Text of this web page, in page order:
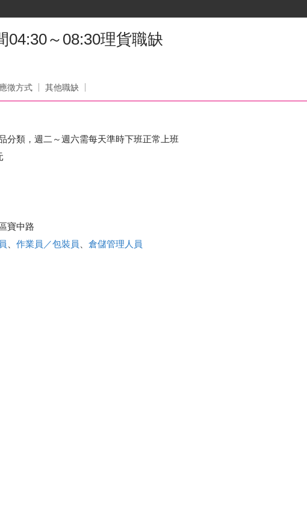
04:30～08:30理貨職缺
應徵方式 其他職缺
分類，週二～週六需每天準時下班正常上班
寶中路
作業員／包裝員
倉儲管理人員